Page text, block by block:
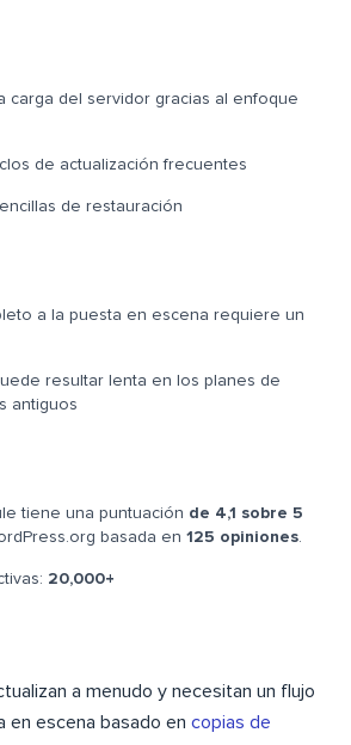
carga del servidor gracias al enfoque
de actualización frecuentes
de restauración
a la puesta en escena requiere un
resultar lenta en los planes de
antiguos
tiene una puntuación de 4,1 sobre 5
basada en 125 opiniones
20,000+
a menudo y necesitan un flujo
en escena basado en copias de